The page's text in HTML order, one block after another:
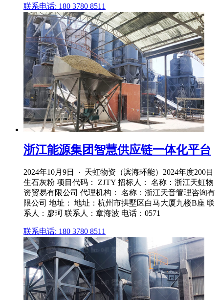
联系电话: 180 3780 8511
浙江能源集团智慧供应链一体化平台
2024年10月9日 · 天虹物资（滨海环能）2024年度200目
生石灰粉 项目代码： ZJTY 招标人： 名称：浙江天虹物
资贸易有限公司 代理机构： 名称：浙江天音管理咨询有
限公司 地址： 地址：杭州市拱墅区白马大厦九楼B座 联
系人：廖珂 联系人：章海波 电话：0571
联系电话: 180 3780 8511